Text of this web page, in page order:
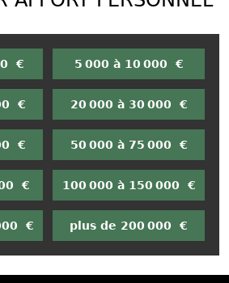
€ 5 000 à 10 000 €
€ 20 000 à 30 000 €
€ 50 000 à 75 000 €
€ 100 000 à 150 000 €
€ plus de 200 000 €